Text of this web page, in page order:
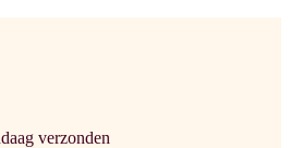
verzonden